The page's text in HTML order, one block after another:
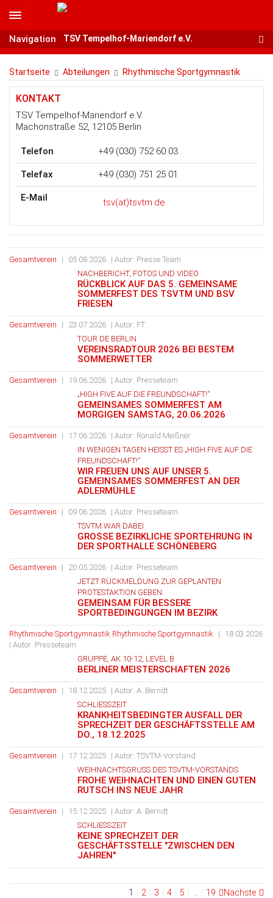
TSV Tempelhof-Mariendorf e.V.
RHYTHMISCHE SPORTGYMNASTIK
Startseite Abteilungen Rhythmische Sportgymnastik
Navigation
Navigation
KONTAKT
TSV Tempelhof-Mariendorf e.V.
Machonstraße 52, 12105 Berlin
Telefon +49 (030) 752 60 03
Telefax +49 (030) 751 25 01
E-Mail tsv(at)tsvtm.de
Gesamtverein | 05.08.2026 | Autor: Presse Team
NACHBERICHT, FOTOS UND VIDEO
RÜCKBLICK AUF DAS 5. GEMEINSAME
SOMMERFEST DES TSVTM UND BSV
FRIESEN
Gesamtverein | 23.07.2026 | Autor: FT
TOUR DE BERLIN
VEREINSRADTOUR 2026 BEI BESTEM
SOMMERWETTER
Gesamtverein | 19.06.2026 | Autor: Presseteam
„HIGH FIVE AUF DIE FREUNDSCHAFT!“
GEMEINSAMES SOMMERFEST AM
MORGIGEN SAMSTAG, 20.06.2026
Gesamtverein | 17.06.2026 | Autor: Ronald Meißner
IN WENIGEN TAGEN HEISST ES „HIGH FIVE AUF DIE F
REUNDSCHAFT!“
WIR FREUEN UNS AUF UNSER 5.
GEMEINSAMES SOMMERFEST AN DER
ADLERMÜHLE
Gesamtverein | 09.06.2026 | Autor: Presseteam
TSVTM WAR DABEI
GROSSE BEZIRKLICHE SPORTEHRUNG IN D
ER SPORTHALLE SCHÖNEBERG
Gesamtverein | 20.05.2026 | Autor: Presseteam
JETZT RÜCKMELDUNG ZUR GEPLANTEN
PROTESTAKTION GEBEN
GEMEINSAM FÜR BESSERE
SPORTBEDINGUNGEN IM BEZIRK
Rhythmische Sportgymnastik Rhythmische Sportgymnastik |
18.03.2026
| Autor: Presseteam
GRUPPE, AK 10-12, LEVEL B
BERLINER MEISTERSCHAFTEN 2026
Gesamtverein | 18.12.2025 | Autor: A. Berndt
SCHLIESSZEIT
KRANKHEITSBEDINGTER AUSFALL DER
SPRECHZEIT DER GESCHÄFTSSTELLE AM
DO., 18.12.2025
Gesamtverein | 17.12.2025 | Autor: TSVTM-Vorstand
WEIHNACHTSGRUSS DES TSVTM-VORSTANDS
FROHE WEIHNACHTEN UND EINEN GUTEN
RUTSCH INS NEUE JAHR
Gesamtverein | 15.12.2025 | Autor: A. Berndt
SCHLIESSZEIT
KEINE SPRECHZEIT DER
GESCHÄFTSSTELLE "ZWISCHEN DEN
JAHREN"
1 2 3 4 5 19 Nächste